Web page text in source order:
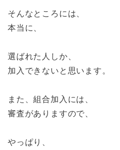
そんなところには、
本当に、
選ばれた人しか、
加入できないと思います。
また、組合加入には、
審査がありますので、
やっぱり、